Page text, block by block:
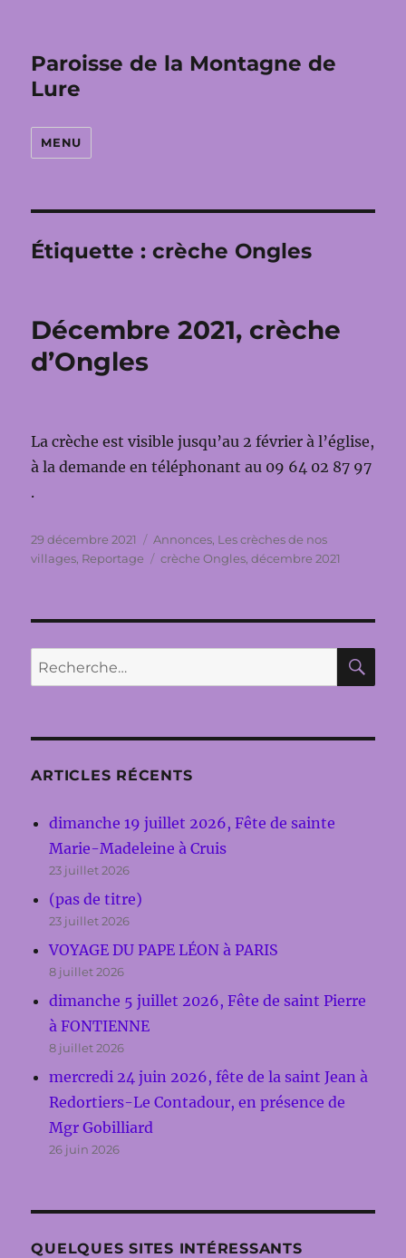
Paroisse de la Montagne de
Lure
MENU
Étiquette :crèche Ongles
Décembre 2021, crèche
d’Ongles
La crèche est visible jusqu’au 2 février à l’église,
à la demande en téléphonant au 09 64 02 87 97
.
Publié
le
29 décembre 2021 Catégories
Annonces, Les crèches de nos
villages, Reportage Étiquettes
crèche Ongles,décembre 2021
Recherche
pour :
ARTICLES RÉCENTS
dimanche 19 juillet 2026, Fête de sainte
Marie-Madeleine à Cruis
23 juillet 2026
(pas de titre)
23 juillet 2026
VOYAGE DU PAPE LÉON à PARIS
8 juillet 2026
dimanche 5 juillet 2026, Fête de saint Pierre
à FONTIENNE
8 juillet 2026
mercredi 24 juin 2026, fête de la saint Jean à
Redortiers-Le Contadour, en présence de
Mgr Gobilliard
26 juin 2026
QUELQUES SITES INTÉRESSANTS